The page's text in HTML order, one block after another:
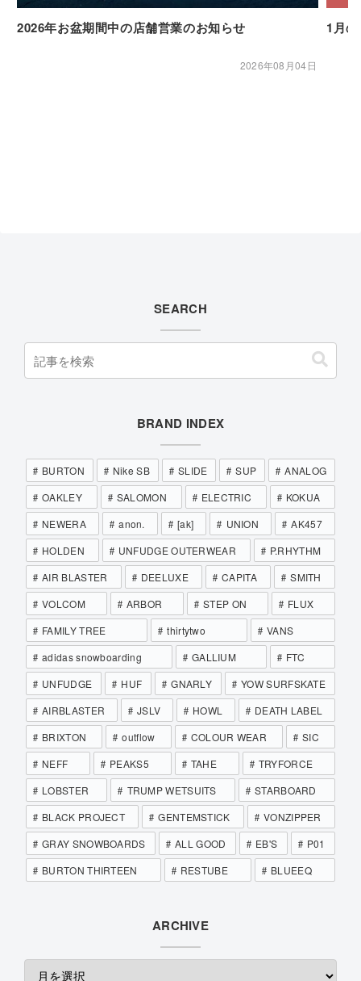
2026年お盆期間中の店舗営業のお知らせ
2026年08月04日
1月
SEARCH
BRAND INDEX
BURTON Nike SB SLIDE SUP
ANALOG
OAKLEY
SALOMON ELECTRIC
KOKUA
NEWERA
anon. [ak] UNION
AK457
HOLDEN
UNFUDGE OUTERWEAR
P.RHYTHM
AIR BLASTER
DEELUXE CAPITA
SMITH
VOLCOM
ARBOR STEP ON
FLUX
FAMILY TREE
thirtytwo
VANS
adidas snowboarding
GALLIUM
FTC
UNFUDGE
HUF GNARLY
YOW SURFSKATE
AIRBLASTER
JSLV HOWL
DEATH LABEL
BRIXTON
outflow COLOUR WEAR
SIC
NEFF
PEAKS5 TAHE
TRYFORCE
LOBSTER
TRUMP WETSUITS
STARBOARD
BLACK PROJECT
GENTEMSTICK
VONZIPPER
GRAY SNOWBOARDS
ALL GOOD EB'S
P01
BURTON THIRTEEN
RESTUBE BLUEEQ
ARCHIVE